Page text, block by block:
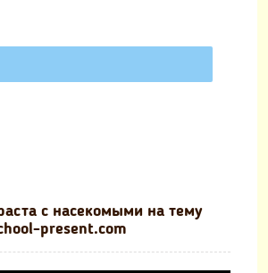
с насекомыми на тему
present.com